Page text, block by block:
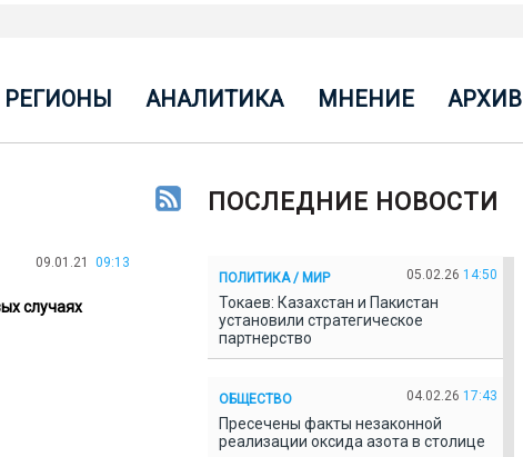
РЕГИОНЫ АНАЛИТИКА МНЕНИЕ АРХИВ
09.01.21 09:13
случаях
ПОСЛЕДНИЕ НОВОСТИ
ПОЛИТИКА / МИР 05.02.26 14:50
Токаев: Казахстан и Пакистан
установили стратегическое
партнерство
ОБЩЕСТВО 04.02.26 17:43
Пресечены факты незаконной
реализации оксида азота в столице